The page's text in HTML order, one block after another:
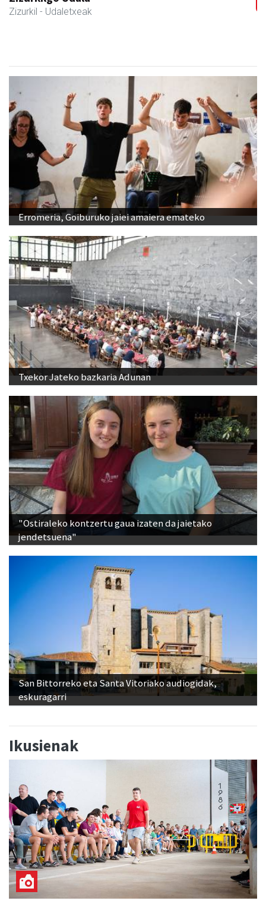
Erromeria, Goiburuko jaiei amaiera emateko
Txekor Jateko bazkaria Adunan
"Ostiraleko kontzertu gaua izaten da jaietako
jendetsuena"
San Bittorreko eta Santa Vitoriako audiogidak,
eskuragarri